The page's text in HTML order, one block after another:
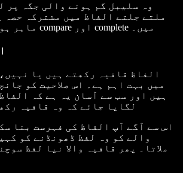
وہ سلیبل گم ہونے والی جگہ پر
ملتے جلتے الفاظ میں مشترکہ حصہ
الفاظ قافیہ رکھتے ہیں یا
میں بہت اہم ہے۔ اس صلاحیت کو
ہیں اور سب سے آسان یہ ہے کہ
اس سے آگے آپ الفاظ کی فہرست بنا
والے کو وہ لفظ ڈھونڈنے کو
ملاتا۔ پھر قافیہ والا نیا لفظ